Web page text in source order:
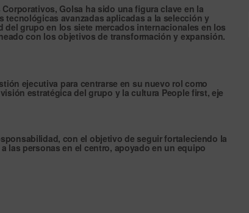
Golsa ha sido una figura clave en la
avanzadas aplicadas a la selección y
del grupo en los siete mercados internacionales en los
con los objetivos de transformación y expansión.
ejecutiva para centrarse en su nuevo rol como
estratégica del grupo y la cultura People first, eje
con el objetivo de seguir fortaleciendo la
las personas en el centro, apoyado en un equipo